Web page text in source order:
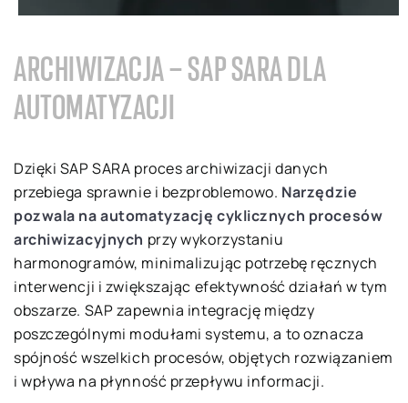
ARCHIWIZACJA – SAP SARA DLA
AUTOMATYZACJI
Dzięki SAP SARA proces archiwizacji danych
przebiega sprawnie i bezproblemowo. Narzędzie
pozwala na automatyzację cyklicznych procesów
archiwizacyjnych przy wykorzystaniu
harmonogramów, minimalizując potrzebę ręcznych
interwencji i zwiększając efektywność działań w tym
obszarze. SAP zapewnia integrację między
poszczególnymi modułami systemu, a to oznacza
spójność wszelkich procesów, objętych rozwiązaniem
i wpływa na płynność przepływu informacji.